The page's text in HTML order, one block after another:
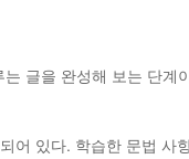
글을 완성해 보는 단
어 있다. 학습한 문법 사